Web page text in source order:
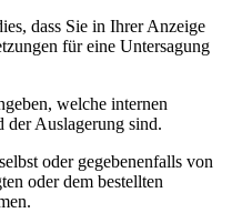
dass Sie in Ihrer Anzeige
für eine Untersagung
welche internen
der Auslagerung sind.
oder gegebenenfalls von
oder dem bestellten